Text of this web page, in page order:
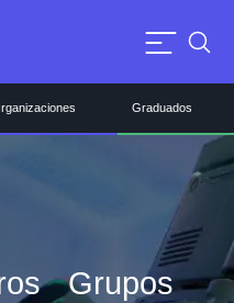
Graduados
Grupos